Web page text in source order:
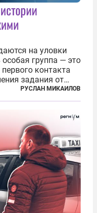
на уловки
группа — это
контакта
задания от
часов до
в
РУСЛАН МИКАИЛОВ